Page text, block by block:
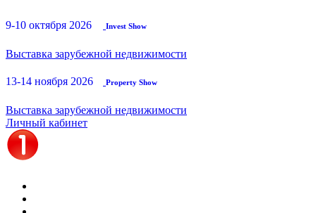
9-10 октября 2026 Invest Show
Выставка зарубежной недвижимости
13-14 ноября 2026 Property Show
Выставка зарубежной недвижимости
Личный кабинет